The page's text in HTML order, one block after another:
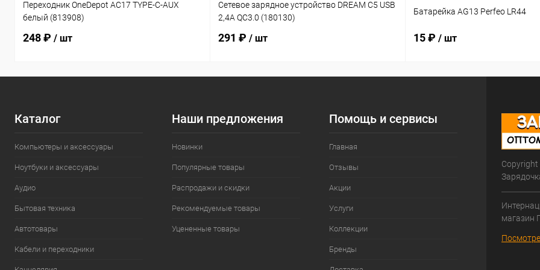
Переходник OneDepot AC17 TYPE-C-AUX
белый (813908)
248 ₽ / шт
Сетевое зарядное устройство DREAM C5 USB
2,4A QC3.0 (180130)
291 ₽ / шт
Батарейка AG13 Perfeo LR44
15 ₽ / шт
Каталог
Компьютеры и аксессуары
Ноутбуки и аксессуары
Аудио
Бытовая техника
Автотовары
Кабели и переходники
Наши предложения
Новинки
Популярные товары
Распродажи и скидки
Рекомендуемые товары
Уцененные товары
Помощь и сервисы
Главная
Отзывы
Акции
Услуги
Коллекции
Бренды
Copyright
магазин